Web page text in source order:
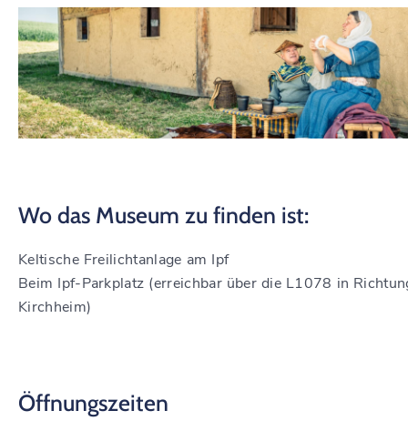
Wo das Museum zu finden ist:
Keltische Freilichtanlage am Ipf
Beim Ipf-Parkplatz (erreichbar über die L1078 in
Kirchheim)
Öffnungszeiten